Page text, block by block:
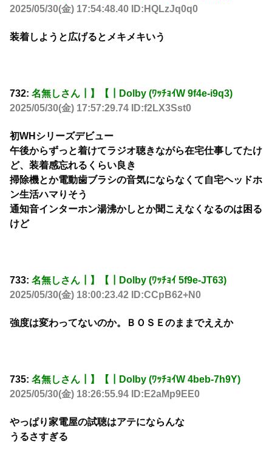
2025/05/30(金) 17:54:48.40 ID:HQLzJq0q0
装着しようと広げるとメキメキいう
732: 名無しさん┃】【┃Dolby (ﾜｯﾁｮｲW 9f4e-i9q3)
2025/05/30(金) 17:57:29.74 ID:f2LX3Sst0
初WHシリーズデビュー
午後からずっと着けてラジオ聴きながら在宅仕事してたけ
ど、装着感忘れるくらい良き
掃除機とか電動歯ブラシの音気にならなくて自宅ヘッドホ
ン生活ハマりそう
通知音インターホン湯沸かしとか聞こえなくなるのは困る
けど
733: 名無しさん┃】【┃Dolby (ﾜｯﾁｮｲ 5f9e-JT63)
2025/05/30(金) 18:00:23.42 ID:CCpB62+N0
強度は変わってないのか。ＢＯＳＥのままでええか
735: 名無しさん┃】【┃Dolby (ﾜｯﾁｮｲW 4beb-7h9Y)
2025/05/30(金) 18:26:55.94 ID:E2aMp9EE0
やっぱり家電屋の試聴はアテにならんな
うるさすぎる